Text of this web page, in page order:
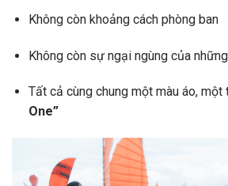
Không còn khoảng cách phòng ban
Không còn sự ngại ngùng của
Tất cả cùng chung một màu áo, một
One”